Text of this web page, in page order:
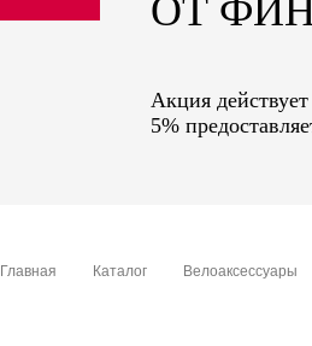
sale
ОТ
Акция
5%
Главная Каталог Велоаксессуары